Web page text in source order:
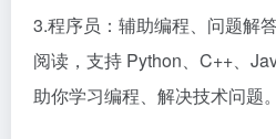
3.程序员：辅助编程、问题解
阅读，支持 Python、C++、
助你学习编程、解决技术问题。